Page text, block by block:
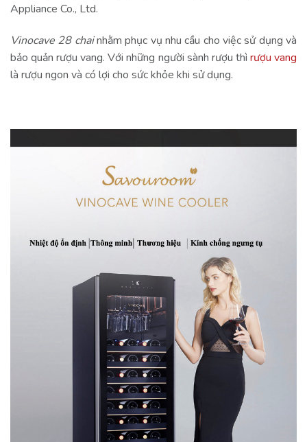
Appliance Co., Ltd.
Vinocave 28 chainhằm phục vụ nhu cầu cho việc sử dụng và
bảo quản rượu vang. Với những người sành rượu thì rượu vang
là rượu ngon và có lợi cho sức khỏe khi sử dụng.